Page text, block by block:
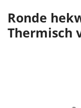
Ronde
Thermisch